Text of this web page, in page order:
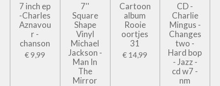
7 inch ep
-Charles
Aznavou
r -
chanson
€ 9,99
7''
Square
Shape
Vinyl
Michael
Jackson -
Man In
The
Mirror
Cartoon
album
Rooie
oortjes
31
€ 14,99
CD -
Charlie
Mingus -
Changes
two -
Hard bop
- Jazz -
cd w7 -
nm